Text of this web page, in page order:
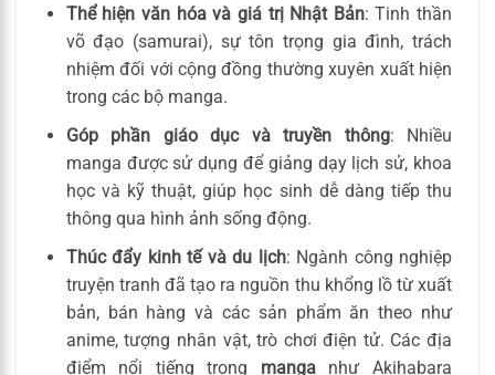
Thể hiện văn hóa và giá trị Nhật Bản: Tinh thần
võ đạo (samurai), sự tôn trọng gia đình, trách
nhiệm đối với cộng đồng thường xuyên xuất hiện
trong các bộ manga.
Góp phần giáo dục và truyền thông: Nhiều
manga được sử dụng để giảng dạy lịch sử, khoa
học và kỹ thuật, giúp học sinh dễ dàng tiếp thu
thông qua hình ảnh sống động.
Thúc đẩy kinh tế và du lịch: Ngành công nghiệp
truyện tranh đã tạo ra nguồn thu khổng lồ từ xuất
bản, bán hàng và các sản phẩm ăn theo như
anime, tượng nhân vật, trò chơi điện tử. Các địa
điểm nổi tiếng trong manganhư Akihabara